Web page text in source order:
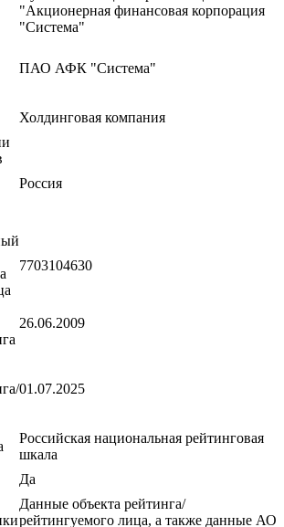
"Акционерная финансовая корпорация
"Система"
ПАО АФК "Система"
Холдинговая компания
Россия
7703104630
26.06.2009
01.07.2025
Российская национальная рейтинговая
шкала
Да
Данные объекта рейтинга/
рейтингуемого лица, а также данные АО